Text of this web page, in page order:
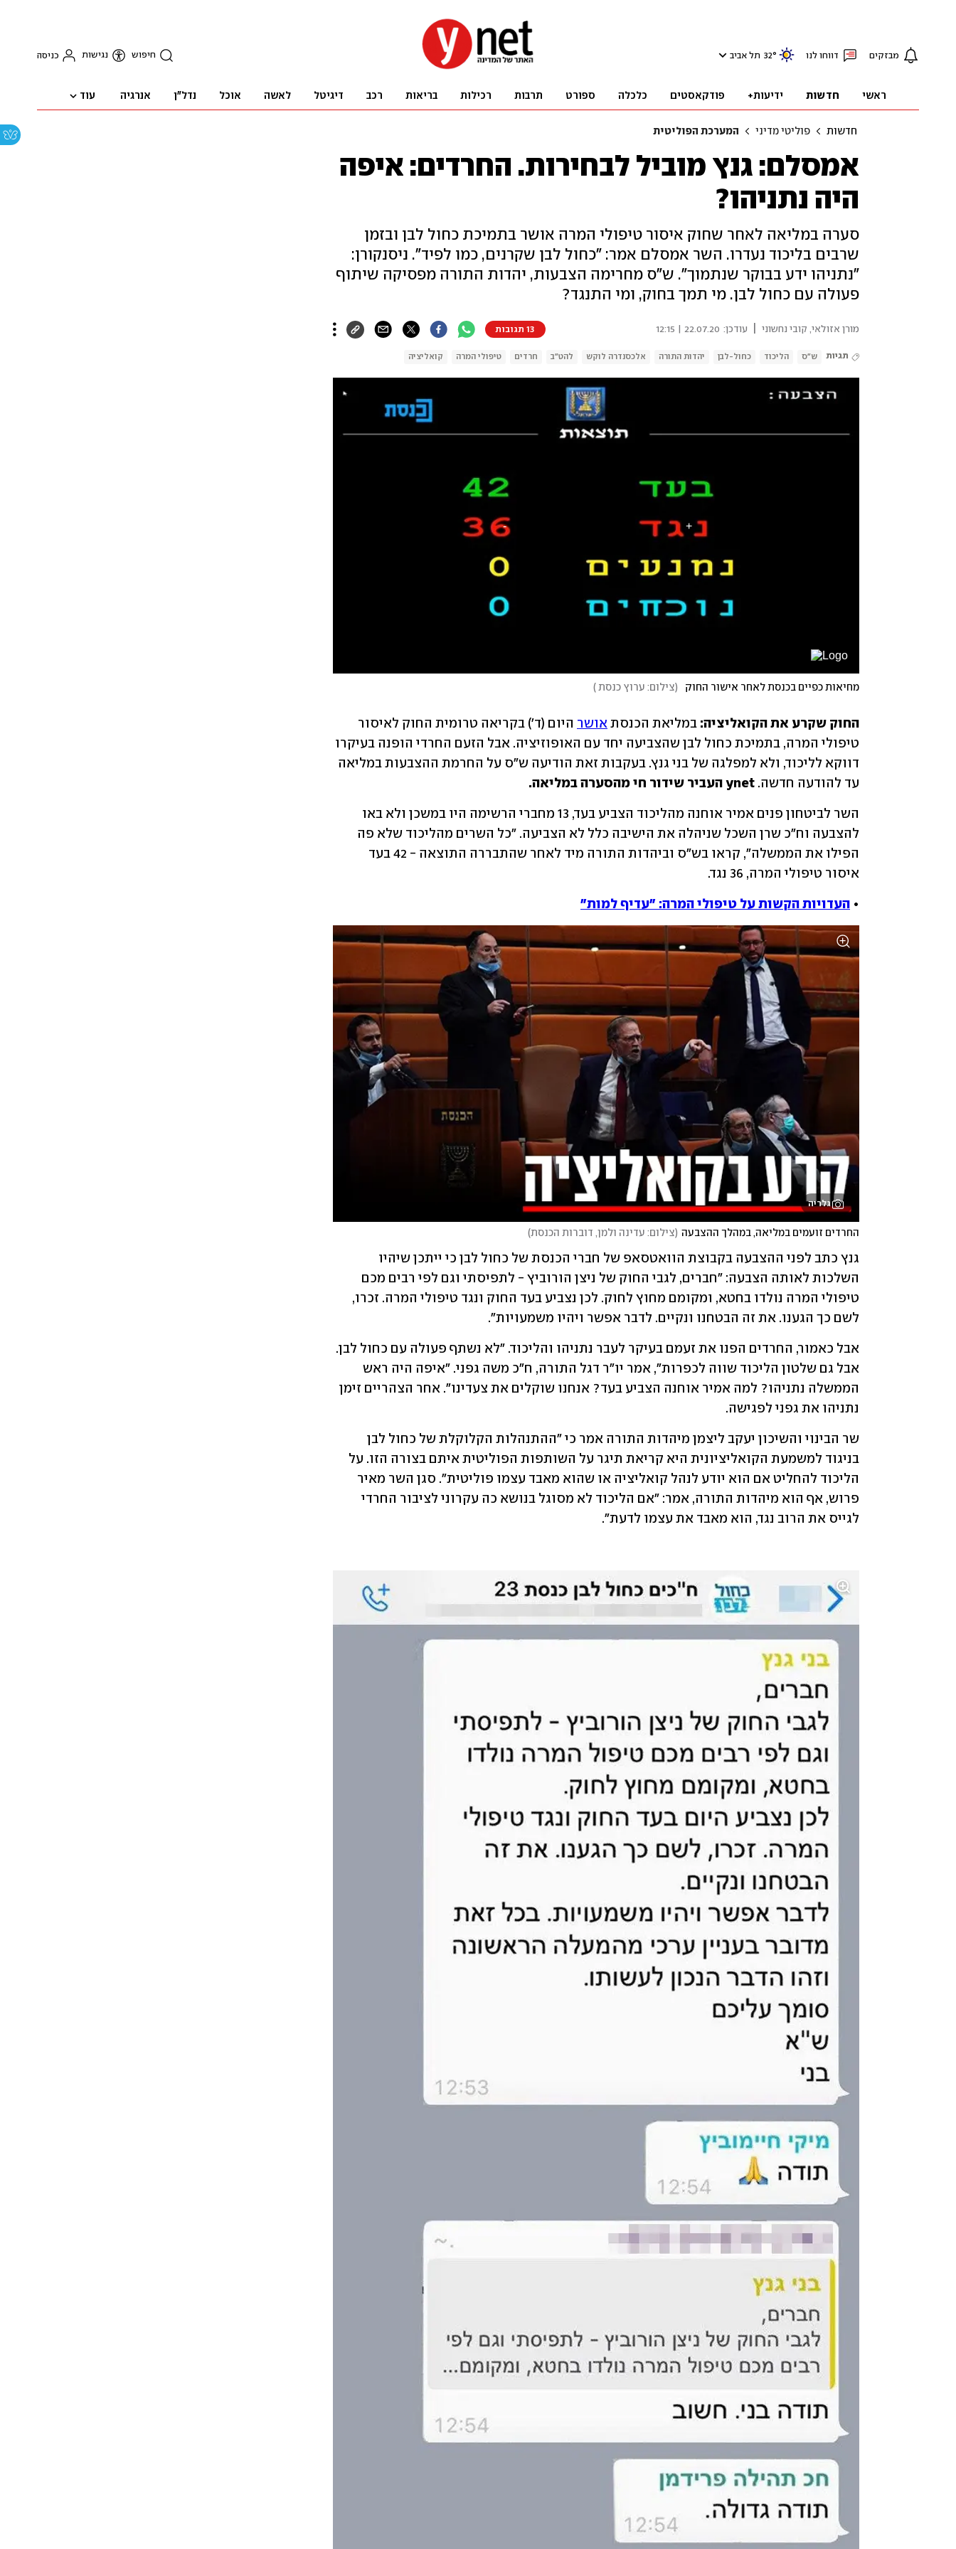
מבזקים דווחו לנו 32° תל אביב חיפוש נגישות כניסה
ראשי חדשות ידיעות+ פודקאסטים כלכלה ספורט תרבות רכילות בריאות רכב דיגיטל לאשה אוכל נדל"ן אנרגיה עוד
חדשות פוליטי מדיני המערכת הפוליטית
אמסלם: גנץ מוביל לבחירות. החרדים: איפה
היה נתניהו?
סערה במליאה לאחר שחוק איסור טיפולי המרה אושר בתמיכת כחול לבן ובזמן
שרבים בליכוד נעדרו. השר אמסלם אמר: "כחול לבן שקרנים, כמו לפיד". ניסנקורן:
"נתניהו ידע בבוקר שנתמוך". ש"ס מחרימה הצבעות, יהדות התורה מפסיקה שיתוף
פעולה עם כחול לבן. מי תמך בחוק, ומי התנגד?
מורן אזולאי קובי נחשוני עודכן: 22.07.20 | 12:15 13 תגובות
תגיות ש"ס הליכוד כחול-לבן יהדות התורה אלכסנדרה לוקש להט"ב חרדים טיפולי המרה קואליציה
מחיאות כפיים בכנסת לאחר אישור החוק (צילום: ערוץ כנסת )
החוק שקרע את הקואליציה: במליאת הכנסת אושר
עד להודעה חדשה. ynet העביר שידור חי מהסערה במליאה.
איסור טיפולי המרה, 36 נגד.
• העדויות הקשות על טיפולי המרה: "עדיף למות"
גלריה
החרדים זועמים במליאה, במהלך ההצבעה (צילום: עדינה ולמן, דוברות הכנסת)
לשם כך הגענו. את זה הבטחנו ונקיים. לדבר אפשר ויהיו משמעויות".
נתניהו את גפני לפגישה.
לגייס את הרוב נגד, הוא מאבד את עצמו לדעת".